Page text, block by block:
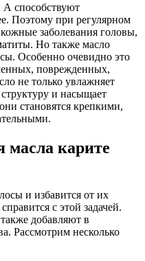
способствуют
Поэтому при регулярном
заболевания головы,
Но также масло
Особенно очевидно это
поврежденных,
не только увлажняет
и насыщает
становятся крепкими,
масла карите
и избавится от их
с этой задачей.
добавляют в
Рассмотрим несколько